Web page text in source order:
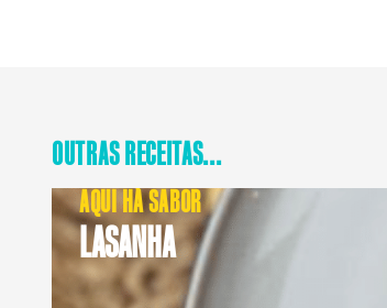
OUTRAS RECEITAS...
AQUI HÁ SABOR
LASANHA